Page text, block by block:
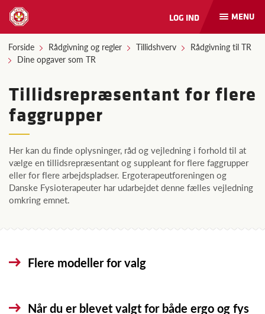
Åbn
og
luk
MENU
LOG IND
Forside Rådgivning og regler Tillidshverv
Rådgivning til TR
Dine opgaver som TR
Tillidsrepræsentant for flere
faggrupper
Her kan du finde oplysninger, råd og vejledning i forhold til at
vælge en tillidsrepræsentant og suppleant for flere faggrupper
eller for flere arbejdspladser. Ergoterapeutforeningen og
Danske Fysioterapeuter har udarbejdet denne fælles vejledning
omkring emnet.
Flere modeller for valg
Når du er blevet valgt for både ergo og fys